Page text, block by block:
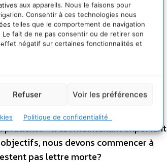
aux appareils. Nous le faisons pour
Consentir à ces technologies nous
telles que le comportement de navigation
fait de ne pas consentir ou de retirer son
négatif sur certaines fonctionnalités et
Refuser Voir les préférences
Politique de confidentialité
l’isolation des habitations,
aux éoliennes en mer : leur
mais leur développement était
lord Turner, le président du
prudent : « Il est maintenant important
nous devons commencer à
pas lettre morte?